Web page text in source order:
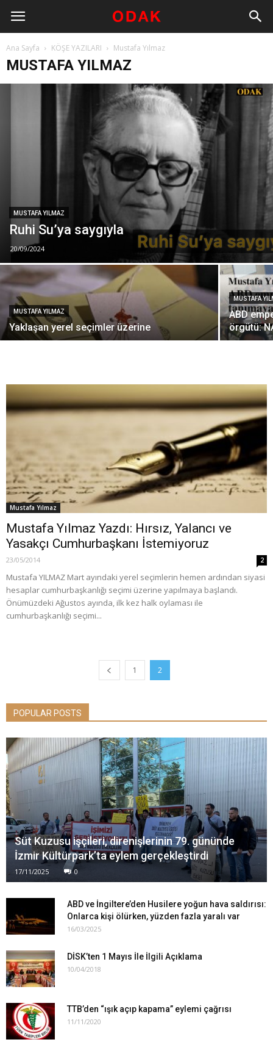
Ana Sayfa KÖŞE YAZILARI Mustafa Yılmaz
MUSTAFA YILMAZ
MUSTAFA YILMAZ
Ruhi Su’ya saygıyla
20/09/2024
MUSTAFA YILMAZ
Yaklaşan yerel seçimler üzerine
MUSTAFA
ABD
örgütü:
Mustafa Yılmaz
Mustafa Yılmaz Yazdı: Hırsız, Yalancı ve
Yasakçı Cumhurbaşkanı İstemiyoruz
23/05/2014 2
Mustafa YILMAZ Mart ayındaki yerel seçimlerin hemen ardından siyasi
hesaplar cumhurbaşkanlığı seçimi üzerine yapılmaya başlandı.
Önümüzdeki Ağustos ayında, ilk kez halk oylaması ile
cumhurbaşkanlığı seçimi...
1 2
POPULAR POSTS
Süt Kuzusu işçileri, direnişlerinin 79. gününde
İzmir Kültürpark’ta eylem gerçekleştirdi
17/11/2025 0
ABD ve İngiltere’den Husilere yoğun hava saldırısı:
Onlarca kişi ölürken, yüzden fazla yaralı var
16/03/2025
DİSK’ten 1 Mayıs İle İlgili Açıklama
10/04/2018
TTB’den “ışık açıp kapama” eylemi çağrısı
11/11/2020